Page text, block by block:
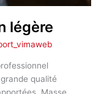
légère
qualité
Masse